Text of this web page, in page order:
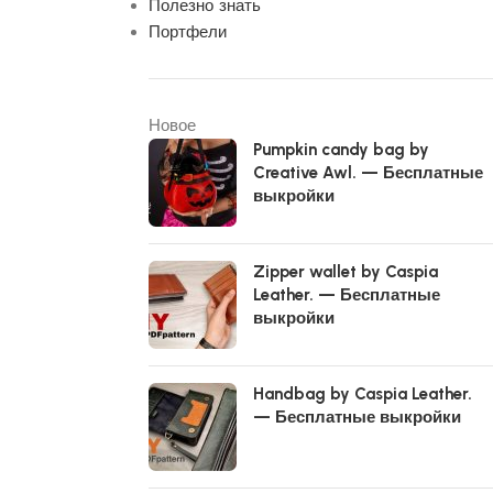
Полезно знать
Портфели
Новое
Pumpkin candy bag by
Creative Awl. — Бесплатные
выкройки
Zipper wallet by Caspia
Leather. — Бесплатные
выкройки
Handbag by Caspia Leather.
— Бесплатные выкройки